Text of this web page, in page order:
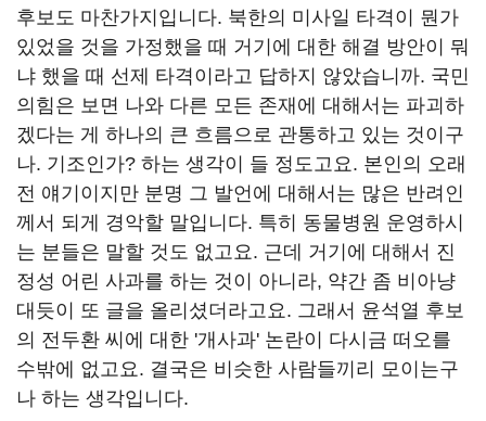
후보도 마찬가지입니다. 북한의 미사일 타격이 뭔가
있었을 것을 가정했을 때 거기에 대한 해결 방안이 뭐
냐 했을 때 선제 타격이라고 답하지 않았습니까. 국민
의힘은 보면 나와 다른 모든 존재에 대해서는 파괴하
겠다는 게 하나의 큰 흐름으로 관통하고 있는 것이구
나. 기조인가? 하는 생각이 들 정도고요. 본인의 오래
전 얘기이지만 분명 그 발언에 대해서는 많은 반려인
께서 되게 경악할 말입니다. 특히 동물병원 운영하시
는 분들은 말할 것도 없고요. 근데 거기에 대해서 진
정성 어린 사과를 하는 것이 아니라, 약간 좀 비아냥
대듯이 또 글을 올리셨더라고요. 그래서 윤석열 후보
의 전두환 씨에 대한 '개사과' 논란이 다시금 떠오를
수밖에 없고요. 결국은 비슷한 사람들끼리 모이는구
나 하는 생각입니다.